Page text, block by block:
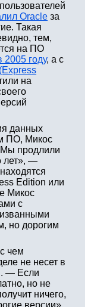
Oracle за
Такая
тем,
на ПО
2005 году, а с
на
данных
ПО, Микос
продлили
лет», —
Edition или
Микос
с
но дорогим
чем
не несет в
— Если
но не
ничего,
версии».